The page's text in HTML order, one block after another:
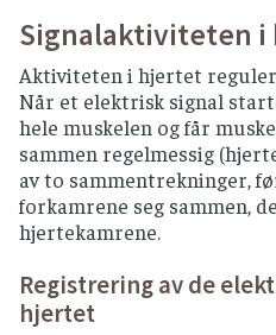
Signalaktiviteten
Aktiviteten i hjertet
Når et elektrisk signal
hele muskelen og får
sammen regelmessig
av to sammentrekninger,
forkamrene seg sammen,
hjertekamrene.
Registrering av de
hjertet